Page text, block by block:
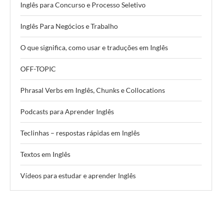
Inglês para Concurso e Processo Seletivo
Inglês Para Negócios e Trabalho
O que significa, como usar e traduções em Inglês
OFF-TOPIC
Phrasal Verbs em Inglês, Chunks e Collocations
Podcasts para Aprender Inglês
Teclinhas – respostas rápidas em Inglês
Textos em Inglês
Vídeos para estudar e aprender Inglês